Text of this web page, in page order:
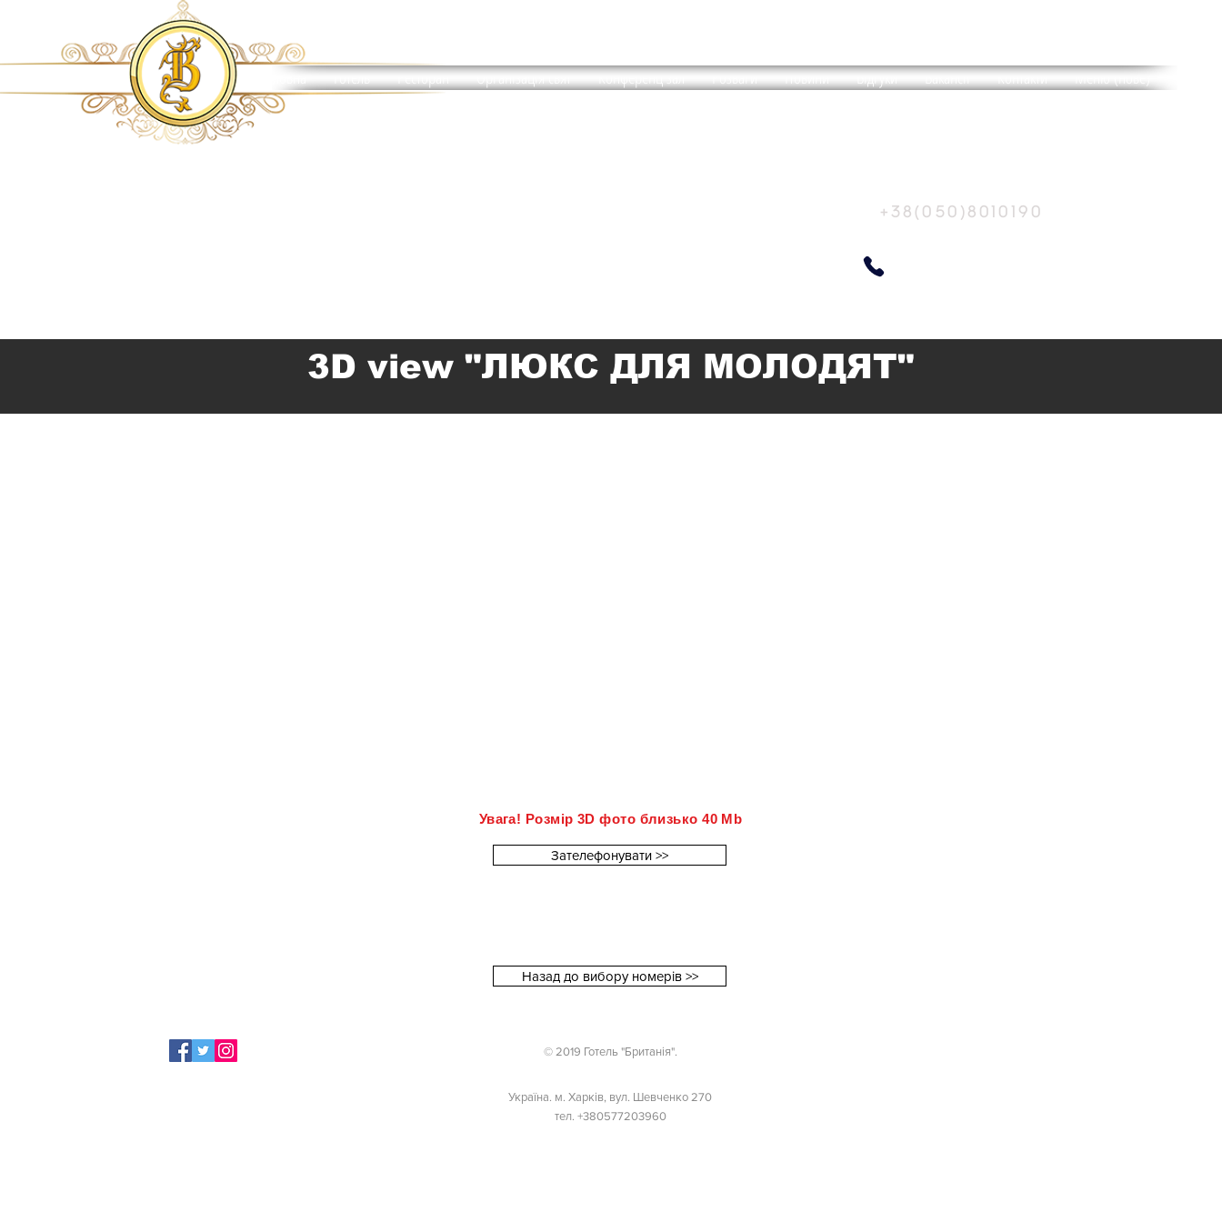
Головна Готель Ресторан Організація свят Конференц зал Розваги Новини Відгуки Вакансії Контакти Меню (нове)
+38(050)8010190
3D view "ЛЮКС ДЛЯ МОЛОДЯТ"
Увага! Розмір 3D фото близько 40 Mb
Зателефонувати >>
Назад до вибору номерів >>
© 2019 Готель "Британія".
Україна. м. Харків, вул. Шевченко 270
тел. +380577203960